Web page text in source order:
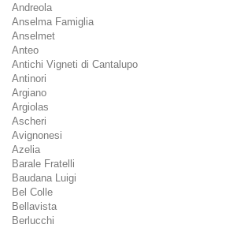
Andreola
Anselma Famiglia
Anselmet
Anteo
Antichi Vigneti di Cantalupo
Antinori
Argiano
Argiolas
Ascheri
Avignonesi
Azelia
Barale Fratelli
Baudana Luigi
Bel Colle
Bellavista
Berlucchi